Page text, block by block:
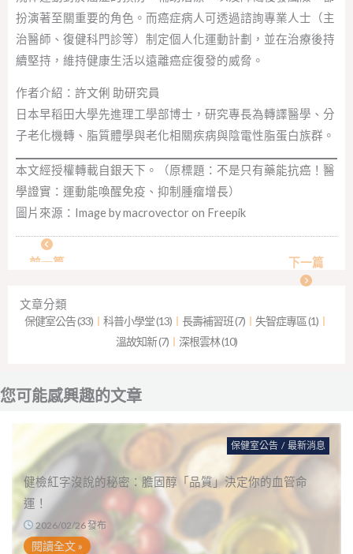
扮演著至關重要的角色。而癌症病人可透過諮詢專業人士（主
治醫師、復健科門診等）制定個人化運動計劃，並在治療後持
續堅持，維持健康生活以遠離癌症復發的威脅。
作者介紹： 許文俐 助研究員
日本早稻田大學先進理工學部博士，研究專長為轉譯醫學、分
子老化機轉、脂質體學與老化相關疾病與陰電性脂蛋白族群。
本文經授權轉載自銀天下 。（原標題： 不是只有藥能抗癌！醫
學證實：運動能喚醒免疫、抑制腫瘤增長）
圖片來源： Image by macrovector on Freepik
前一篇 下一篇
文章分類
保健室公告 (33) ︱ 科普小學堂 (13) ︱ 長壽補習班 (7) ︱ 失智症專區 (1) ︱
溫故知新 (7) ︱ 深根雲林 (10)
您可能感興趣的文章
保健室公告 / 最新消息
健檢紅字沒說的秘密：膽固醇「品質」決定你的血管命
運！
2026/02/26 發布
閱讀全文 »